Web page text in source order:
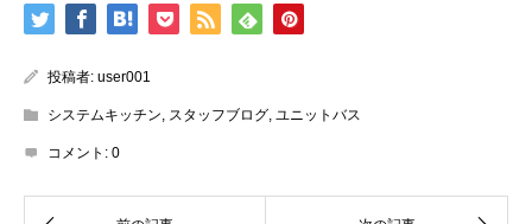
投稿者: user001
システムキッチン スタッフブログ ユニットバス
コメント: 0